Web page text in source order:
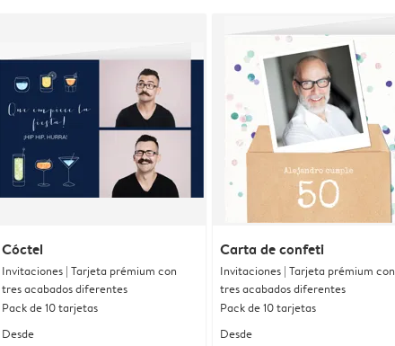
Cóctel
Invitaciones | Tarjeta prémium con
tres acabados diferentes
Pack de 10 tarjetas
Desde
Carta de confeti
Invitaciones | Tarjeta prémium con
tres acabados diferentes
Pack de 10 tarjetas
Desde